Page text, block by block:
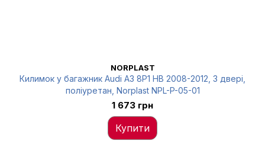
NORPLAST
Килимок у багажник Audi A3 8P1 HB 2008-2012, 3 двері,
поліуретан, Norplast NPL-P-05-01
1 673 грн
Купити